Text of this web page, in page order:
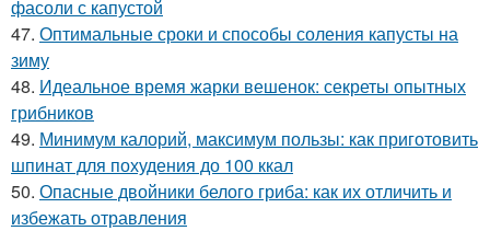
фасоли с капустой
47. Оптимальные сроки и способы соления капусты на
зиму
48. Идеальное время жарки вешенок: секреты опытных
грибников
49. Минимум калорий, максимум пользы: как приготовить
шпинат для похудения до 100 ккал
50. Опасные двойники белого гриба: как их отличить и
избежать отравления